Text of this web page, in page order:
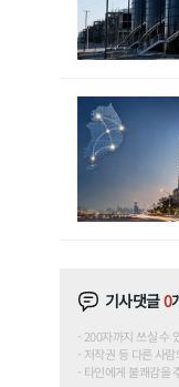
기사댓글0
200자까지 쓰실 수
저작권 등 다른 사
타인에게 불쾌감을